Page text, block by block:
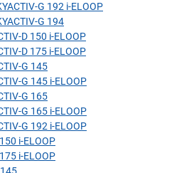
G 192 i-ELOOP
G 194
D 150 i-ELOOP
D 175 i-ELOOP
G 145
G 145 i-ELOOP
G 165
G 165 i-ELOOP
G 192 i-ELOOP
i-ELOOP
i-ELOOP